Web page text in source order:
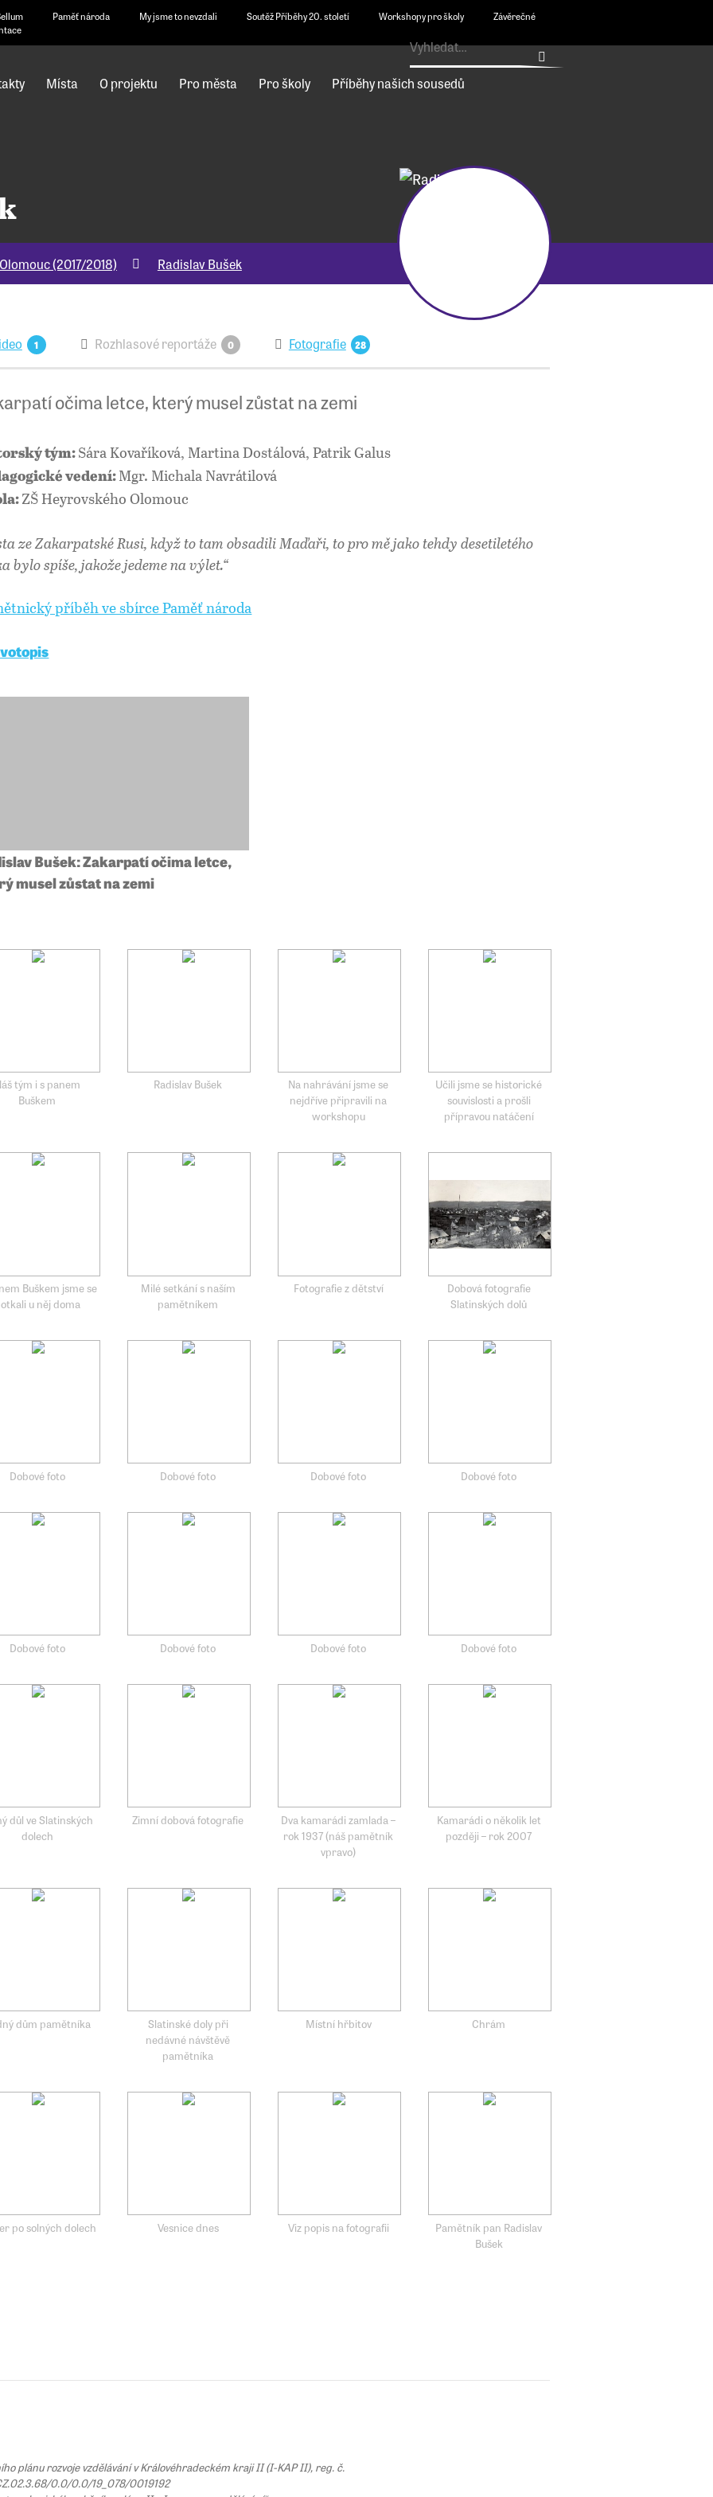
Paměť národa My jsme to nevzdali Soutěž Příběhy 20. století Workshopy pro školy
Závěrečné
Místa O projektu Pro města Pro školy Příběhy našich sousedů
Olomouc (2017/2018) Radislav Bušek
1 Rozhlasové reportáže 0 Fotografie 28
očima letce, který musel zůstat na zemi
tým:Sára Kovaříková, Martina Dostálová, Patrik Galus
vedení:Mgr. Michala Navrátilová
ZŠ Heyrovského Olomouc
ze Zakarpatské Rusi, když to tam obsadili Maďaři, to pro mě jako tehdy desetiletého
bylo spíše, jakože jedeme na výlet.“
příběh ve sbírce Paměť národa
Bušek: Zakarpatí očima letce,
musel zůstat na zemi
tým i s panem
Buškem
Radislav Bušek
Na nahrávání jsme se
nejdříve připravili na
workshopu
Učili jsme se historické
souvislosti a prošli
přípravou natáčení
Buškem jsme se
u něj doma
Milé setkání s naším
pamětníkem
Fotografie z dětství
Dobová fotografie
Slatinských dolů
Dobové foto Dobové foto Dobové foto Dobové foto
Dobové foto Dobové foto Dobové foto Dobové foto
důl ve Slatinských
dolech
Zimní dobová fotografie
Dva kamarádi zamlada –
rok 1937 (náš pamětník
vpravo)
Kamarádi o několik let
později – rok 2007
dům pamětníka
Slatinské doly při
nedávné návštěvě
pamětníka
Místní hřbitov Chrám
po solných dolech Vesnice dnes Viz popis na fotografii
Pamětník pan Radislav
Bušek
plánu rozvoje vzdělávání v Královéhradeckém kraji II (I-KAP II), reg. č.
0.0/0.0/19_078/0019192